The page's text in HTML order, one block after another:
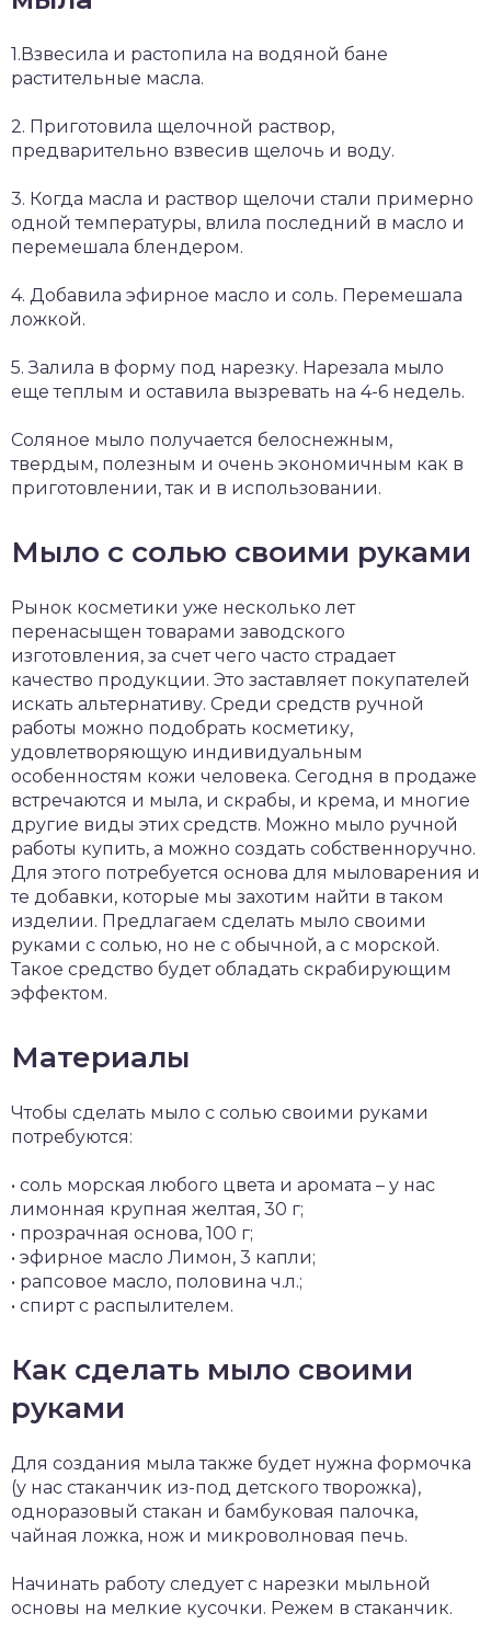
1.Взвесила и растопила на водяной бане
растительные масла.
2. Приготовила щелочной раствор,
предварительно взвесив щелочь и воду.
3. Когда масла и раствор щелочи стали примерно
одной температуры, влила последний в масло и
перемешала блендером.
4. Добавила эфирное масло и соль. Перемешала
ложкой.
5. Залила в форму под нарезку. Нарезала мыло
еще теплым и оставила вызревать на 4-6 недель.
Соляное мыло получается белоснежным,
твердым, полезным и очень экономичным как в
приготовлении, так и в использовании.
Мыло с солью своими руками
Рынок косметики уже несколько лет
перенасыщен товарами заводского
изготовления, за счет чего часто страдает
качество продукции. Это заставляет покупателей
искать альтернативу. Среди средств ручной
работы можно подобрать косметику,
удовлетворяющую индивидуальным
особенностям кожи человека. Сегодня в продаже
встречаются и мыла, и скрабы, и крема, и многие
другие виды этих средств. Можно мыло ручной
работы купить, а можно создать собственноручно.
Для этого потребуется основа для мыловарения и
те добавки, которые мы захотим найти в таком
изделии. Предлагаем сделать мыло своими
руками с солью, но не с обычной, а с морской.
Такое средство будет обладать скрабирующим
эффектом.
Материалы
Чтобы сделать мыло с солью своими руками
потребуются:
• соль морская любого цвета и аромата – у нас
лимонная крупная желтая, 30 г;
• прозрачная основа, 100 г;
• эфирное масло Лимон, 3 капли;
• рапсовое масло, половина ч.л.;
• спирт с распылителем.
Как сделать мыло своими
руками
Для создания мыла также будет нужна формочка
(у нас стаканчик из-под детского творожка),
одноразовый стакан и бамбуковая палочка,
чайная ложка, нож и микроволновая печь.
Начинать работу следует с нарезки мыльной
основы на мелкие кусочки. Режем в стаканчик.